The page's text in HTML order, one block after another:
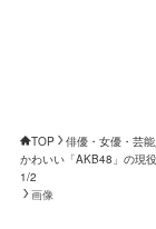
TOP
俳優・女優・芸能
かわいい「AKB48」の現
1/2
画像